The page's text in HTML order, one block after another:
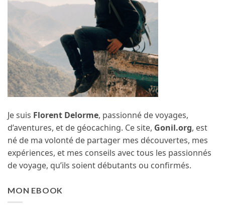
Je suis Florent Delorme, passionné de voyages,
d’aventures, et de géocaching. Ce site, Gonil.org, est
né de ma volonté de partager mes découvertes, mes
expériences, et mes conseils avec tous les passionnés
de voyage, qu’ils soient débutants ou confirmés.
MON EBOOK